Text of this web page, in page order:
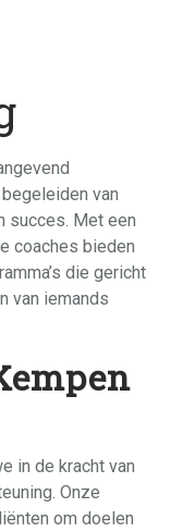
van
succes. Met een
coaches bieden
die gericht
van iemands
in de kracht van
Onze
om doelen